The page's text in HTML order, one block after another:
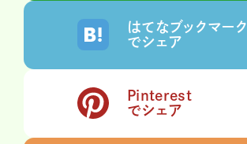
はてなブックマーク
でシェア
Pinterest
でシェア